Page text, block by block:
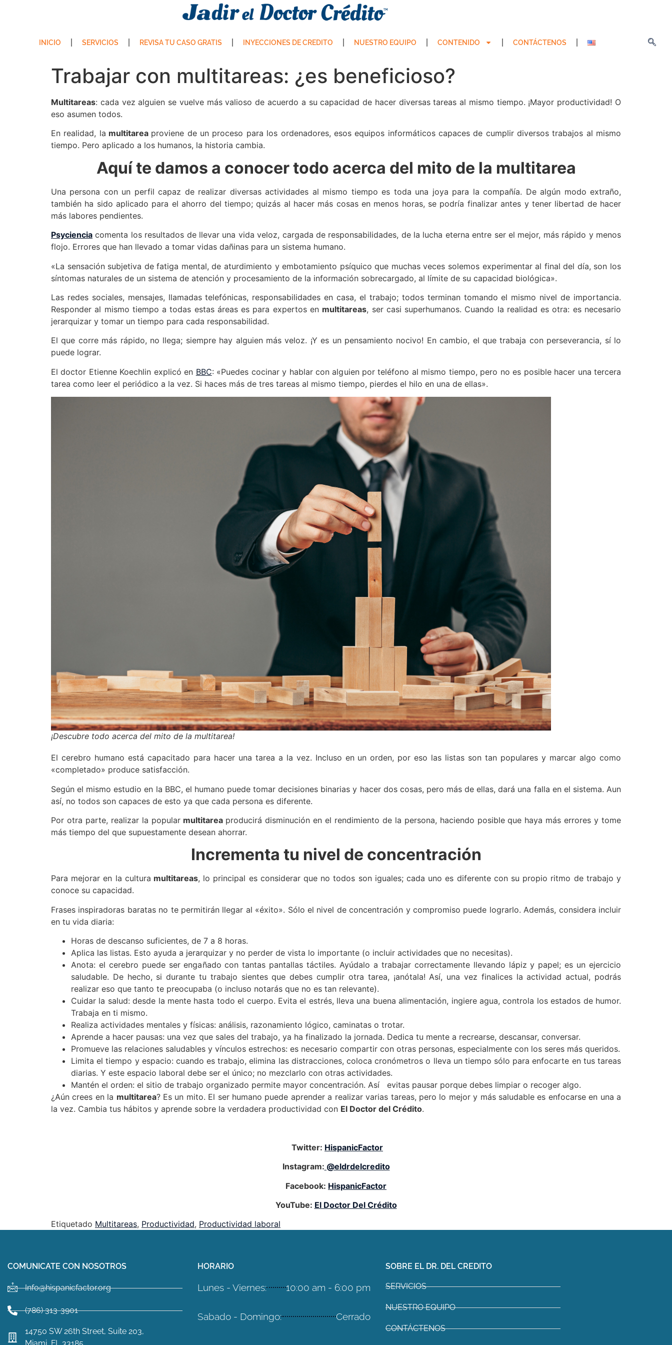
INICIO SERVICIOS REVISA TU CASO GRATIS INYECCIONES DE CREDITO NUESTRO EQUIPO CONTENIDO CONTÁCTENOS
Trabajar con multitareas: ¿es beneficioso?
Multitareas: cada vez alguien se vuelve más valioso de acuerdo a su capacidad de hacer diversas tareas al mismo tiempo. ¡Mayor productividad! O
eso asumen todos.
En realidad, la multitarea proviene de un proceso para los ordenadores, esos equipos informáticos capaces de cumplir diversos trabajos al mismo
tiempo. Pero aplicado a los humanos, la historia cambia.
Aquí te damos a conocer todo acerca del mito de la multitarea
Una persona con un perfil capaz de realizar diversas actividades al mismo tiempo es toda una joya para la compañía. De algún modo extraño,
también ha sido aplicado para el ahorro del tiempo; quizás al hacer más cosas en menos horas, se podría finalizar antes y tener libertad de hacer
más labores pendientes.
Psyciencia comenta los resultados de llevar una vida veloz, cargada de responsabilidades, de la lucha eterna entre ser el mejor, más rápido y menos
flojo. Errores que han llevado a tomar vidas dañinas para un sistema humano.
«La sensación subjetiva de fatiga mental, de aturdimiento y embotamiento psíquico que muchas veces solemos experimentar al final del día, son los
síntomas naturales de un sistema de atención y procesamiento de la información sobrecargado, al límite de su capacidad biológica».
Las redes sociales, mensajes, llamadas telefónicas, responsabilidades en casa, el trabajo; todos terminan tomando el mismo nivel de importancia.
Responder al mismo tiempo a todas estas áreas es para expertos en multitareas, ser casi superhumanos. Cuando la realidad es otra: es necesario
jerarquizar y tomar un tiempo para cada responsabilidad.
El que corre más rápido, no llega; siempre hay alguien más veloz. ¡Y es un pensamiento nocivo! En cambio, el que trabaja con perseverancia, sí lo
puede lograr.
El doctor Etienne Koechlin explicó en BBC: «Puedes cocinar y hablar con alguien por teléfono al mismo tiempo, pero no es posible hacer una tercera
tarea como leer el periódico a la vez. Si haces más de tres tareas al mismo tiempo, pierdes el hilo en una de ellas».
¡Descubre todo acerca del mito de la multitarea!
El cerebro humano está capacitado para hacer una tarea a la vez. Incluso en un orden, por eso las listas son tan populares y marcar algo como
«completado» produce satisfacción.
Según el mismo estudio en la BBC, el humano puede tomar decisiones binarias y hacer dos cosas, pero más de ellas, dará una falla en el sistema. Aun
así, no todos son capaces de esto ya que cada persona es diferente.
Por otra parte, realizar la popular multitarea producirá disminución en el rendimiento de la persona, haciendo posible que haya más errores y tome
más tiempo del que supuestamente desean ahorrar.
Incrementa tu nivel de concentración
Para mejorar en la cultura multitareas, lo principal es considerar que no todos son iguales; cada uno es diferente con su propio ritmo de trabajo y
conoce su capacidad.
Frases inspiradoras baratas no te permitirán llegar al «éxito». Sólo el nivel de concentración y compromiso puede lograrlo. Además, considera incluir
en tu vida diaria:
Horas de descanso suficientes, de 7 a 8 horas.
Aplica las listas. Esto ayuda a jerarquizar y no perder de vista lo importante (o incluir actividades que no necesitas).
Anota: el cerebro puede ser engañado con tantas pantallas táctiles. Ayúdalo a trabajar correctamente llevando lápiz y papel; es un ejercicio
saludable. De hecho, si durante tu trabajo sientes que debes cumplir otra tarea, ¡anótala! Así, una vez finalices la actividad actual, podrás
realizar eso que tanto te preocupaba (o incluso notarás que no es tan relevante).
Cuidar la salud: desde la mente hasta todo el cuerpo. Evita el estrés, lleva una buena alimentación, ingiere agua, controla los estados de humor.
Trabaja en ti mismo.
Realiza actividades mentales y físicas: análisis, razonamiento lógico, caminatas o trotar.
Aprende a hacer pausas: una vez que sales del trabajo, ya ha finalizado la jornada. Dedica tu mente a recrearse, descansar, conversar.
Promueve las relaciones saludables y vínculos estrechos: es necesario compartir con otras personas, especialmente con los seres más queridos.
Limita el tiempo y espacio: cuando es trabajo, elimina las distracciones, coloca cronómetros o lleva un tiempo sólo para enfocarte en tus tareas
diarias. Y este espacio laboral debe ser el único; no mezclarlo con otras actividades.
Mantén el orden: el sitio de trabajo organizado permite mayor concentración. Así evitas pausar porque debes limpiar o recoger algo.
¿Aún crees en la multitarea? Es un mito. El ser humano puede aprender a realizar varias tareas, pero lo mejor y más saludable es enfocarse en una a
la vez. Cambia tus hábitos y aprende sobre la verdadera productividad con El Doctor del Crédito.
Twitter: HispanicFactor
Instagram: @eldrdelcredito
Facebook: HispanicFactor
YouTube: El Doctor Del Crédito
Etiquetado Multitareas, Productividad, Productividad laboral
COMUNICATE CON NOSOTROS
Info@hispanicfactor.org
(786) 313-3901
14750 SW 26th Street, Suite 203,
HORARIO
Lunes - Viernes: 10:00 am - 6:00 pm
Sabado - Domingo: Cerrado
SOBRE EL DR. DEL CREDITO
SERVICIOS
NUESTRO EQUIPO
CONTÁCTENOS